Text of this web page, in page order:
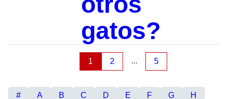
gatos?
1 2 ... 5
# A B C D E F G
H